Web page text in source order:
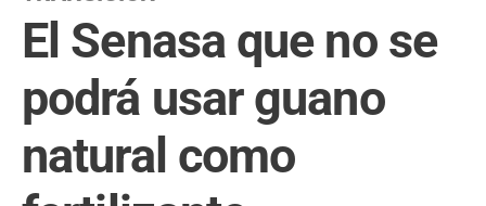
El Senasa que no se
podrá usar guano
natural como